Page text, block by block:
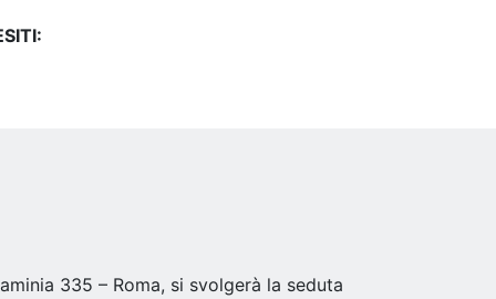
335 – Roma, si svolgerà la seduta